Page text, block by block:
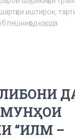
иштирок,
пешниҳод карда
“ИЛМ –